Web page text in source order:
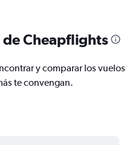
Cheapflights
y comparar los vuelos
te convengan.